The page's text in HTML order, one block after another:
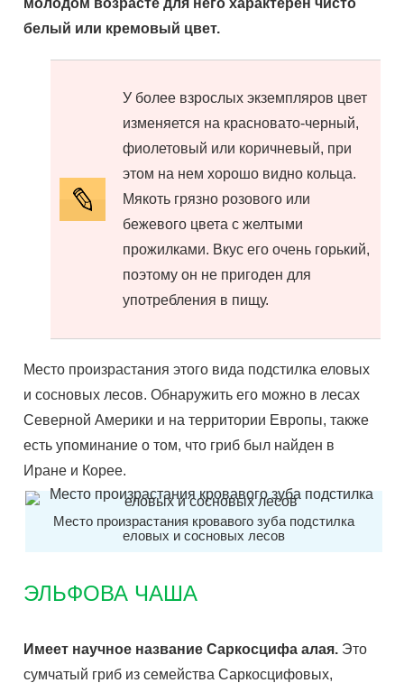
молодом возрасте для него характерен чисто
белый или кремовый цвет.
У более взрослых экземпляров цвет
изменяется на красновато-черный,
фиолетовый или коричневый, при
этом на нем хорошо видно кольца.
Мякоть грязно розового или
бежевого цвета с желтыми
прожилками. Вкус его очень горький,
поэтому он не пригоден для
употребления в пищу.
Место произрастания этого вида подстилка еловых
и сосновых лесов. Обнаружить его можно в лесах
Северной Америки и на территории Европы, также
есть упоминание о том, что гриб был найден в
Иране и Корее.
Место произрастания кровавого зуба подстилка
еловых и сосновых лесов
ЭЛЬФОВА ЧАША
Имеет научное название Саркосцифа алая. Это
сумчатый гриб из семейства Саркосцифовых,